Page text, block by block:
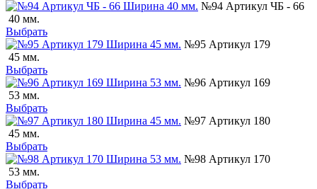
№94 Артикул ЧБ - 66
40 мм.
Выбрать
№95 Артикул 179
45 мм.
Выбрать
№96 Артикул 169
53 мм.
Выбрать
№97 Артикул 180
45 мм.
Выбрать
№98 Артикул 170
53 мм.
Выбрать